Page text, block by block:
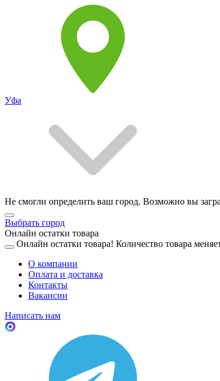
Уфа
Не смогли определить ваш город. Возможно вы
Выбрать город
Онлайн остатки товара
Онлайн остатки товара! Количество товара
О компании
Оплата и доставка
Контакты
Вакансии
Написать нам